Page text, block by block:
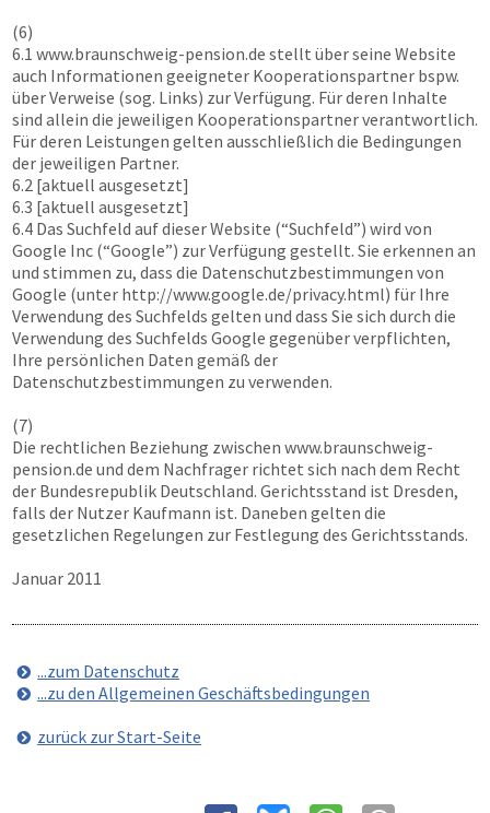
(6)
6.1 www.braunschweig-pension.de stellt über seine Website
auch Informationen geeigneter Kooperationspartner bspw.
über Verweise (sog. Links) zur Verfügung. Für deren Inhalte
sind allein die jeweiligen Kooperationspartner verantwortlich.
Für deren Leistungen gelten ausschließlich die Bedingungen
der jeweiligen Partner.
6.2 [aktuell ausgesetzt]
6.3 [aktuell ausgesetzt]
6.4 Das Suchfeld auf dieser Website (“Suchfeld”) wird von
Google Inc (“Google”) zur Verfügung gestellt. Sie erkennen an
und stimmen zu, dass die Datenschutzbestimmungen von
Google (unter http://www.google.de/privacy.html) für Ihre
Verwendung des Suchfelds gelten und dass Sie sich durch die
Verwendung des Suchfelds Google gegenüber verpflichten,
Ihre persönlichen Daten gemäß der
Datenschutzbestimmungen zu verwenden.
(7)
Die rechtlichen Beziehung zwischen www.braunschweig-
pension.de und dem Nachfrager richtet sich nach dem Recht
der Bundesrepublik Deutschland. Gerichtsstand ist Dresden,
falls der Nutzer Kaufmann ist. Daneben gelten die
gesetzlichen Regelungen zur Festlegung des Gerichtsstands.
Januar 2011
...zum Datenschutz
...zu den Allgemeinen Geschäftsbedingungen
zurück zur Start-Seite